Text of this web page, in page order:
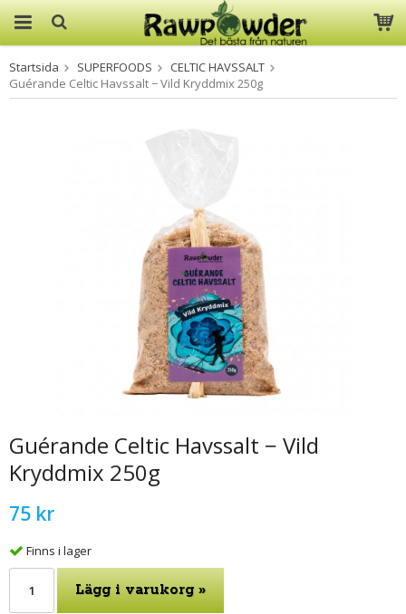
Produkten har blivit tillagd i
varukorgen
Startsida SUPERFOODS
CELTIC HAVSSALT
Guérande Celtic Havssalt − Vild Kryddmix 250g
Guérande Celtic Havssalt − Vild
Kryddmix 250g
75 kr
Finns i lager
Lägg i varukorg »